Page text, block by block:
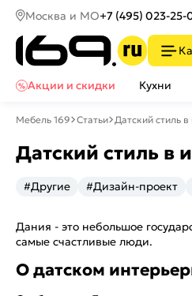
Москва и МО+7 (495) 023-25-
Акции и скидки
Кухни
Мебель 169 Статьи Датский стиль
Датский стиль в
#Другие #Дизайн-проект
Дания - это небольшое
самые счастливые люди.
О датском